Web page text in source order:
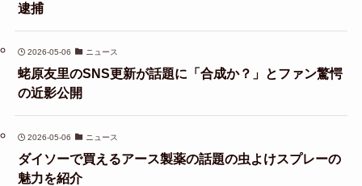
逮捕
2026-05-06 ニュース
蛯原友里のSNS更新が話題に「合成か？」とファン驚愕
の近影公開
2026-05-06 ニュース
ダイソーで買えるアース製薬の話題の虫よけスプレーの
魅力を紹介